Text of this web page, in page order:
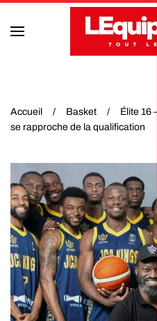
Accéder au contenu
Accueil Basket
Élite 16
se rapproche de la qualification